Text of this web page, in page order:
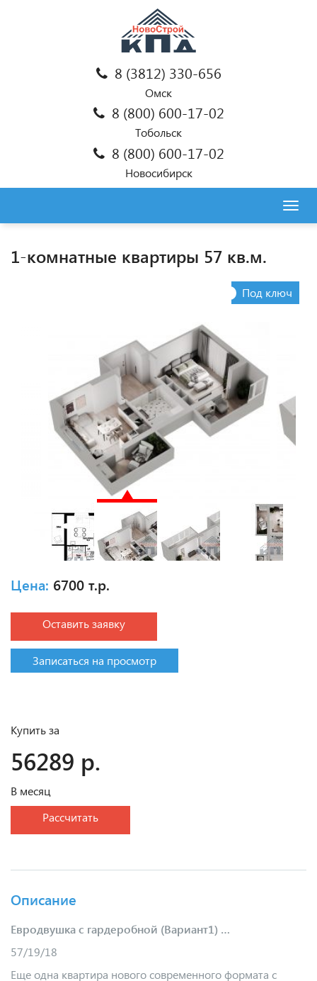
8 (3812) 330-656
Омск
8 (800) 600-17-02
Тобольск
8 (800) 600-17-02
Новосибирск
1-комнатные квартиры 57 кв.м.
Под ключ
Цена: 6700 т.р.
Оставить заявку
Записаться на просмотр
Купить за
56289 р.
В месяц
Рассчитать
Описание
Евродвушкас гардеробной (Вариант1) …
57/19/18
Еще одна квартира нового современного формата с